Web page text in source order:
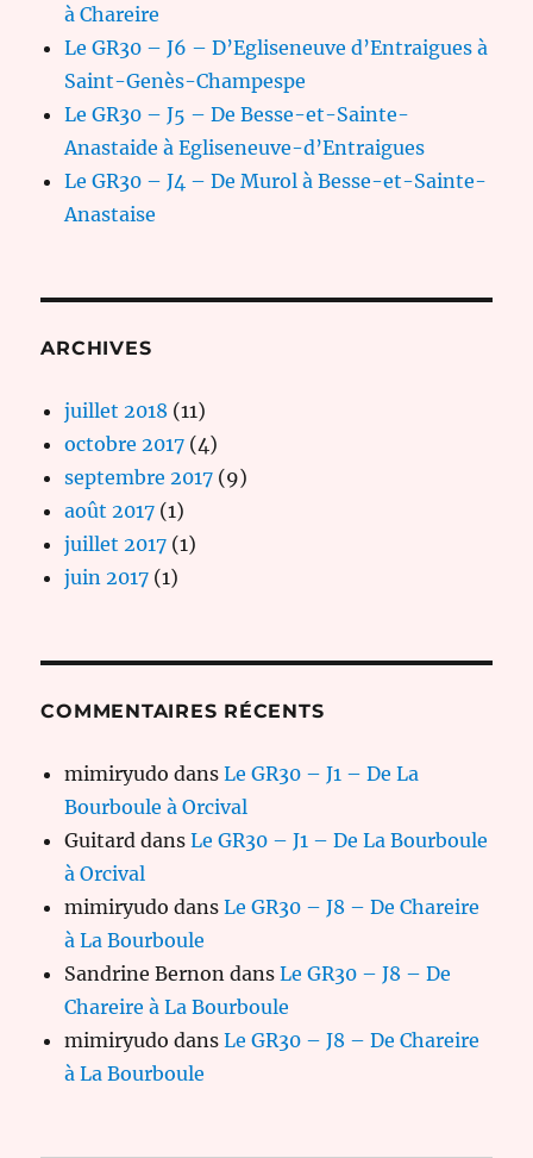
à Chareire
Le GR30 – J6 – D’Egliseneuve d’Entraigues à
Saint-Genès-Champespe
Le GR30 – J5 – De Besse-et-Sainte-
Anastaide à Egliseneuve-d’Entraigues
Le GR30 – J4 – De Murol à Besse-et-Sainte-
Anastaise
ARCHIVES
juillet 2018 (11)
octobre 2017 (4)
septembre 2017 (9)
août 2017 (1)
juillet 2017 (1)
juin 2017 (1)
COMMENTAIRES RÉCENTS
mimiryudo dansLe GR30 – J1 – De La
Bourboule à Orcival
Guitard dansLe GR30 – J1 – De La Bourboule
à Orcival
mimiryudo dansLe GR30 – J8 – De Chareire
à La Bourboule
Sandrine Bernon dansLe GR30 – J8 – De
Chareire à La Bourboule
mimiryudo dansLe GR30 – J8 – De Chareire
à La Bourboule